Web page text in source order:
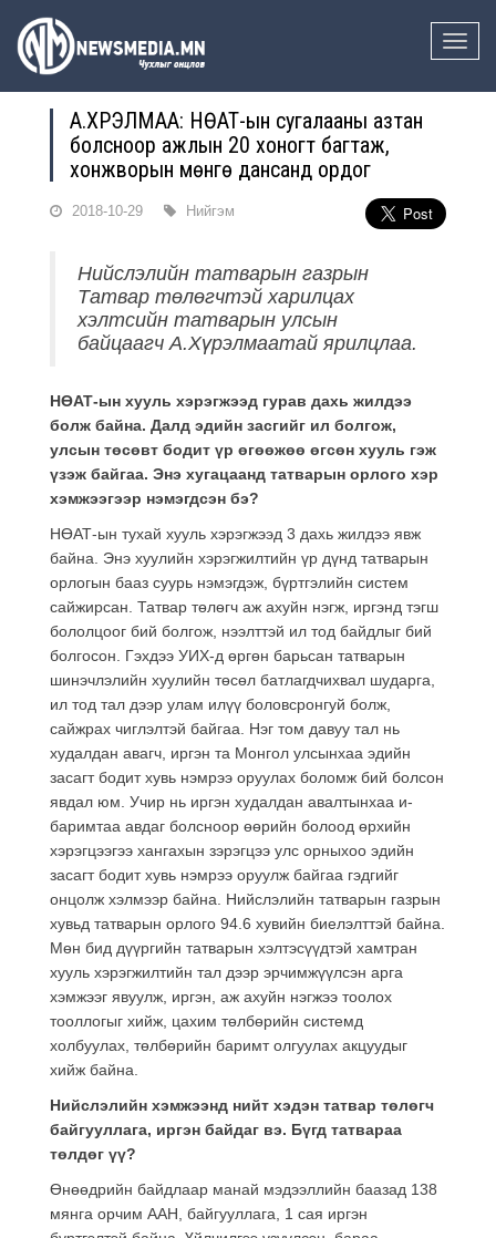
Toggle
А.ХҮРЭЛМАА: НӨАТ-ын сугалааны азтан
болсноор ажлын 20 хоногт багтаж,
хонжворын мөнгө дансанд ордог
2018-10-29 Нийгэм
Нийслэлийн татварын газрын
Татвар төлөгчтэй харилцах
хэлтсийн татварын улсын
байцаагч А.Хүрэлмаатай ярилцлаа.
НӨАТ-ын хууль хэрэгжээд гурав дахь жилдээ
болж байна. Далд эдийн засгийг ил болгож,
улсын төсөвт бодит үр өгөөжөө өгсөн хууль гэж
үзэж байгаа. Энэ хугацаанд татварын орлого хэр
хэмжээгээр нэмэгдсэн бэ?
НӨАТ-ын тухай хууль хэрэгжээд 3 дахь жилдээ явж
байна. Энэ хуулийн хэрэгжилтийн үр дүнд татварын
орлогын бааз суурь нэмэгдэж, бүртгэлийн систем
сайжирсан. Татвар төлөгч аж ахуйн нэгж, иргэнд тэгш
бололцоог бий болгож, нээлттэй ил тод байдлыг бий
болгосон. Гэхдээ УИХ-д өргөн барьсан татварын
шинэчлэлийн хуулийн төсөл батлагдчихвал шударга,
ил тод тал дээр улам илүү боловсронгуй болж,
сайжрах чиглэлтэй байгаа. Нэг том давуу тал нь
худалдан авагч, иргэн та Монгол улсынхаа эдийн
засагт бодит хувь нэмрээ оруулах боломж бий болсон
явдал юм. Учир нь иргэн худалдан авалтынхаа и-
баримтаа авдаг болсноор өөрийн болоод өрхийн
хэрэгцээгээ хангахын зэрэгцээ улс орныхоо эдийн
засагт бодит хувь нэмрээ оруулж байгаа гэдгийг
онцолж хэлмээр байна. Нийслэлийн татварын газрын
хувьд татварын орлого 94.6 хувийн биелэлттэй байна.
Мөн бид дүүргийн татварын хэлтэсүүдтэй хамтран
хууль хэрэгжилтийн тал дээр эрчимжүүлсэн арга
хэмжээг явуулж, иргэн, аж ахуйн нэгжээ тоолох
тооллогыг хийж, цахим төлбөрийн системд
холбуулах, төлбөрийн баримт олгуулах акцуудыг
хийж байна.
Нийслэлийн хэмжээнд нийт хэдэн татвар төлөгч
байгууллага, иргэн байдаг вэ. Бүгд татвараа
төлдөг үү?
Өнөөдрийн байдлаар манай мэдээллийн баазад 138
мянга орчим ААН, байгууллага, 1 сая иргэн